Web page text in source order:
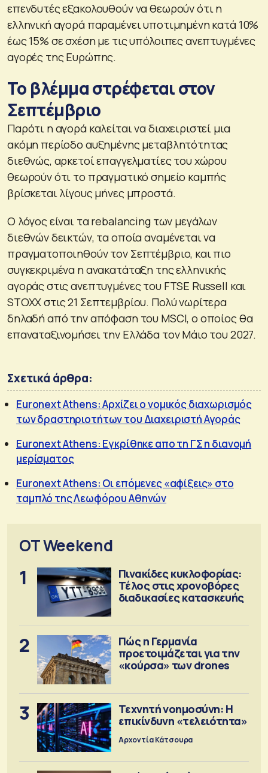
επενδυτές εξακολουθούν να θεωρούν ότι η
ελληνική αγορά παραμένει υποτιμημένη κατά 10%
έως 15% σε σχέση με τις υπόλοιπες ανεπτυγμένες
αγορές της Ευρώπης.
Το βλέμμα στρέφεται στον
Σεπτέμβριο
Παρότι η αγορά καλείται να διαχειριστεί μια
ακόμη περίοδο αυξημένης μεταβλητότητας
διεθνώς, αρκετοί επαγγελματίες του χώρου
θεωρούν ότι το πραγματικό σημείο καμπής
βρίσκεται λίγους μήνες μπροστά.
Ο λόγος είναι τα rebalancing των μεγάλων
διεθνών δεικτών, τα οποία αναμένεται να
πραγματοποιηθούν τον Σεπτέμβριο, και πιο
συγκεκριμένα η ανακατάταξη της ελληνικής
αγοράς στις ανεπτυγμένες του FTSE Russell και
STOXX στις 21 Σεπτεμβρίου. Πολύ νωρίτερα
δηλαδή από την απόφαση του MSCI, ο οποίος θα
επαναταξινομήσει την Ελλάδα τον Μάιο του 2027.
Σχετικά άρθρα:
Euronext Athens: Αρχίζει ο νομικός διαχωρισμός
των δραστηριοτήτων του Διαχειριστή Αγοράς
Euronext Athens: Εγκρίθηκε απο τη ΓΣ η διανομή
μερίσματος
Euronext Athens: Οι επόμενες «αφίξεις» στο
ταμπλό της Λεωφόρου Αθηνών
OT Weekend
1
Πινακίδες κυκλοφορίας:
Τέλος στις χρονοβόρες
διαδικασίες κατασκευής
2
Πώς η Γερμανία
προετοιμάζεται για την
«κούρσα» των drones
3
Τεχνητή νοημοσύνη: Η
επικίνδυνη «τελειότητα»
Αρχοντία Κάτσουρα